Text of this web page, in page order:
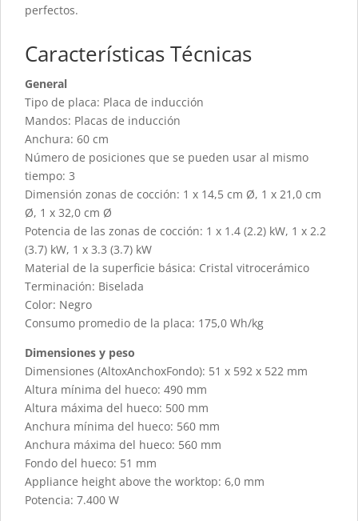
perfectos.
Características Técnicas
General
Tipo de placa: Placa de inducción
Mandos: Placas de inducción
Anchura: 60 cm
Número de posiciones que se pueden usar al mismo
tiempo: 3
Dimensión zonas de cocción: 1 x 14,5 cm Ø, 1 x 21,0 cm
Ø, 1 x 32,0 cm Ø
Potencia de las zonas de cocción: 1 x 1.4 (2.2) kW, 1 x 2.2
(3.7) kW, 1 x 3.3 (3.7) kW
Material de la superficie básica: Cristal vitrocerámico
Terminación: Biselada
Color: Negro
Consumo promedio de la placa: 175,0 Wh/kg
Dimensiones y peso
Dimensiones (AltoxAnchoxFondo): 51 x 592 x 522 mm
Altura mínima del hueco: 490 mm
Altura máxima del hueco: 500 mm
Anchura mínima del hueco: 560 mm
Anchura máxima del hueco: 560 mm
Fondo del hueco: 51 mm
Appliance height above the worktop: 6,0 mm
Potencia: 7.400 W